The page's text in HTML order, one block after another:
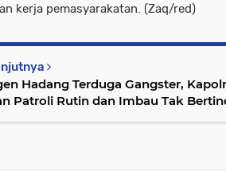
kerja pemasyarakatan. (Zaq/red)
Hadang Terduga Gangster,
Patroli Rutin dan Imbau Tak